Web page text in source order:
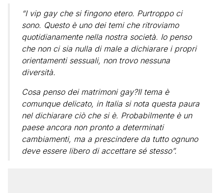
“I vip gay che si fingono etero. Purtroppo ci
sono. Questo è uno dei temi che ritroviamo
quotidianamente nella nostra società. Io penso
che non ci sia nulla di male a dichiarare i propri
orientamenti sessuali, non trovo nessuna
diversità.
Cosa penso dei matrimoni gay?Il tema è
comunque delicato, in Italia si nota questa paura
nel dichiarare ciò che si è. Probabilmente è un
paese ancora non pronto a determinati
cambiamenti, ma a prescindere da tutto ognuno
deve essere libero di accettare sé stesso”.